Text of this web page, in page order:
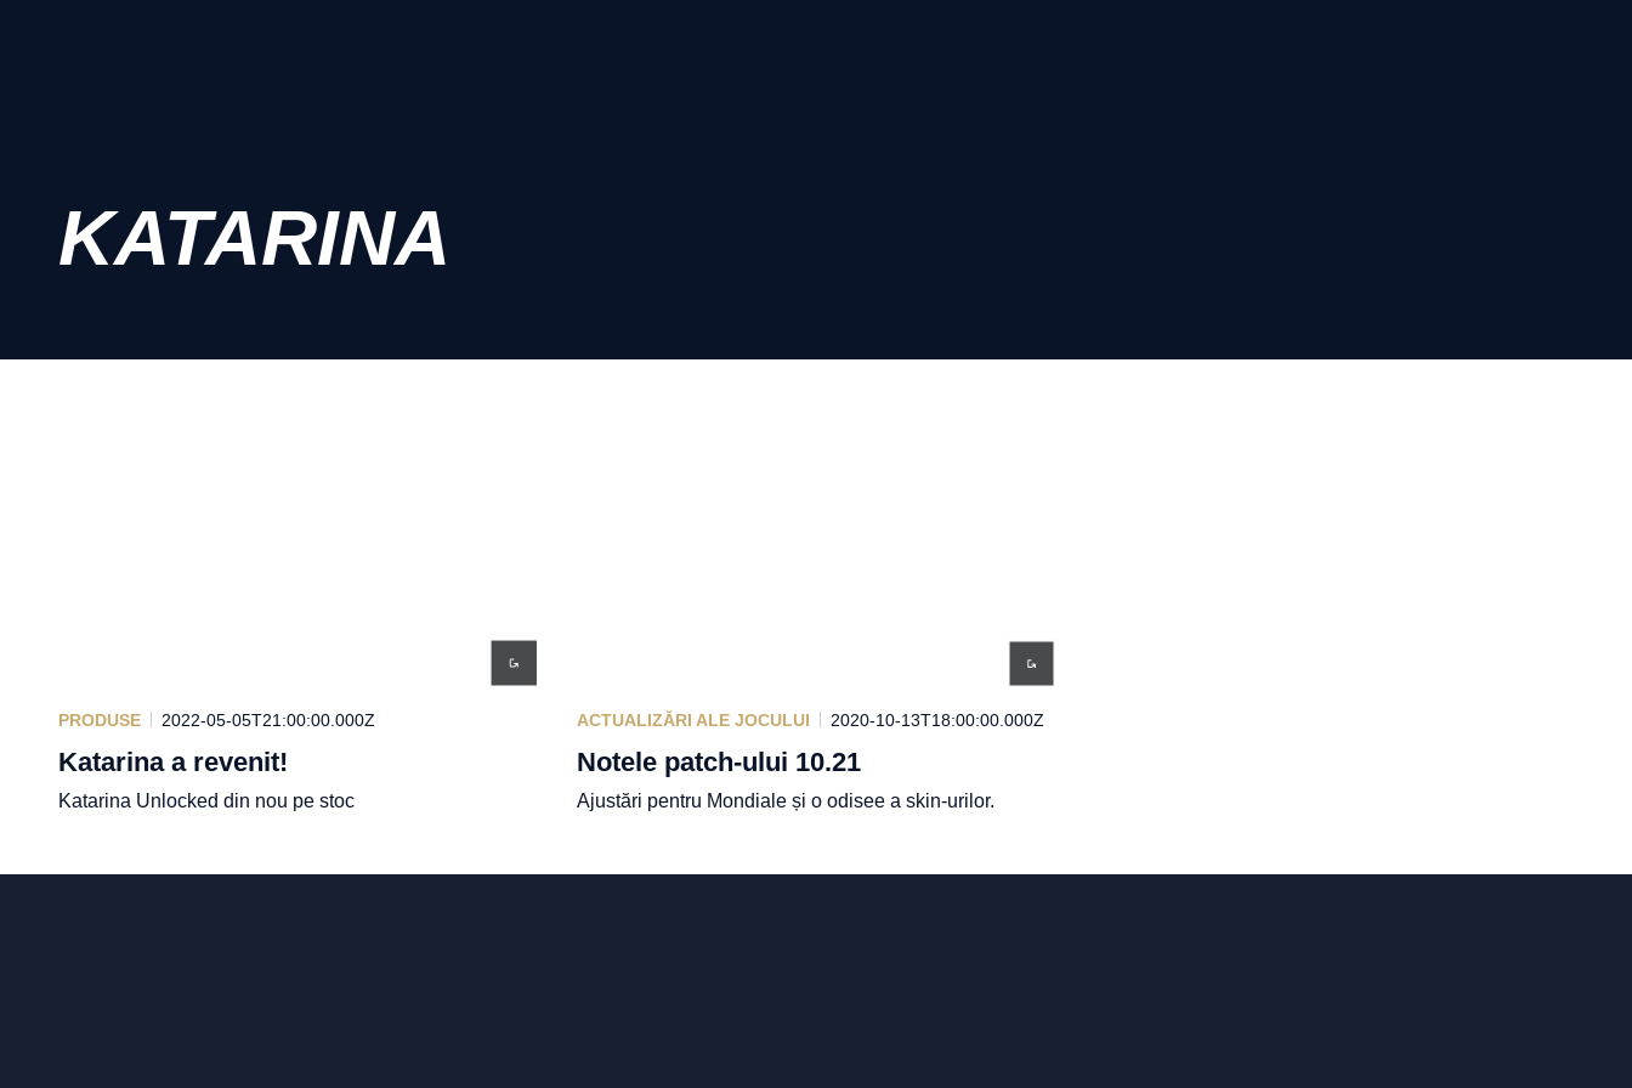
KATARINA
PRODUSE 2022-05-05T21:00:00.000Z
Katarina a revenit!
Katarina Unlocked din nou pe stoc
ACTUALIZĂRI ALE JOCULUI 2020-10-13T18:00:00.000Z
Notele patch-ului 10.21
Ajustări pentru Mondiale și o odisee a skin-urilor.